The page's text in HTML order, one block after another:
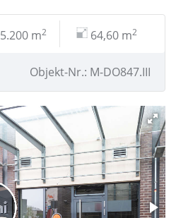
5.200 m2 64,60 m2
Objekt-Nr.: M-DO847.III